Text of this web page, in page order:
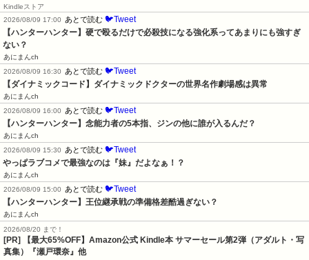
Kindleストア
2026/08/09 17:00
あとで読む 🐦Tweet
【ハンターハンター】硬で殴るだけで必殺技になる強化系ってあまりにも強すぎ
ない？
あにまんch
2026/08/09 16:30
あとで読む 🐦Tweet
【ダイナミックコード】ダイナミックドクターの世界名作劇場感は異常
あにまんch
2026/08/09 16:00
あとで読む 🐦Tweet
【ハンターハンター】念能力者の5本指、ジンの他に誰が入るんだ？
あにまんch
2026/08/09 15:30
あとで読む 🐦Tweet
やっぱラブコメで最強なのは『妹』だよなぁ！？
あにまんch
2026/08/09 15:00
あとで読む 🐦Tweet
【ハンターハンター】王位継承戦の準備格差酷過ぎない？
あにまんch
2026/08/20 まで！
[PR]
【最大65%OFF】Amazon公式 Kindle本 サマーセール第2弾（アダルト・写
真集）『瀬戸環奈』他